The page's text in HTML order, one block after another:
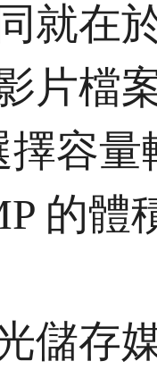
就在
片檔
擇容
的體
儲存